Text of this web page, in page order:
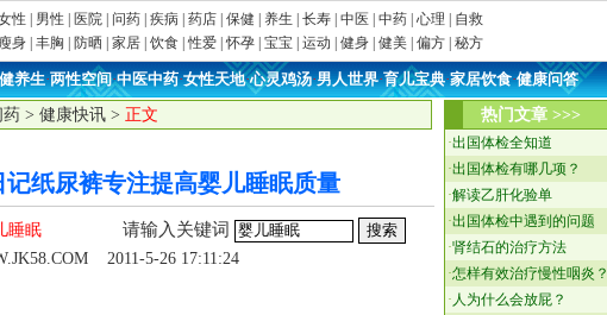
性 男性 医院 问药 疾病 药店 保健 养生 长寿 中医 中药 心理
自救
身 丰胸 防晒 家居 饮食 |性爱 |怀孕 宝宝 运动 健身 健美 偏方 秘方
养生·两性空间·中医中药·女性天地·心灵鸡汤·男人世界·育儿宝典·家居饮食·健康问答
药 > 健康快讯 > 正文
记纸尿裤专注提高婴儿睡眠质量
睡眠 请输入关键词
2011-5-26 17:11:24
热门文章 >>>
·出国体检全知道
·出国体检有哪几项？
·解读乙肝化验单
·出国体检中遇到的问题
·肾结石的治疗方法
·怎样有效治疗慢性咽炎？
· 人为什么会放屁？